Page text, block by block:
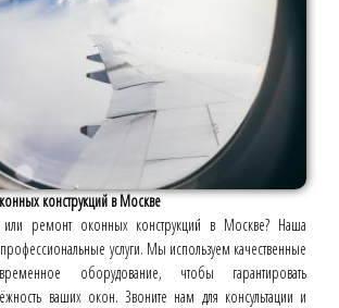
конструкций в Москве
или ремонт оконных конструкций в Москве? Наша
услуги. Мы используем качественные
оборудование, чтобы гарантировать
ваших окон. Звоните нам для консультации и